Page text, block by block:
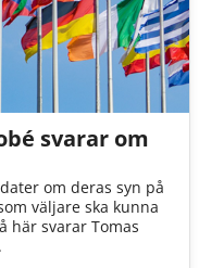
svarar om
om deras syn på
väljare ska kunna